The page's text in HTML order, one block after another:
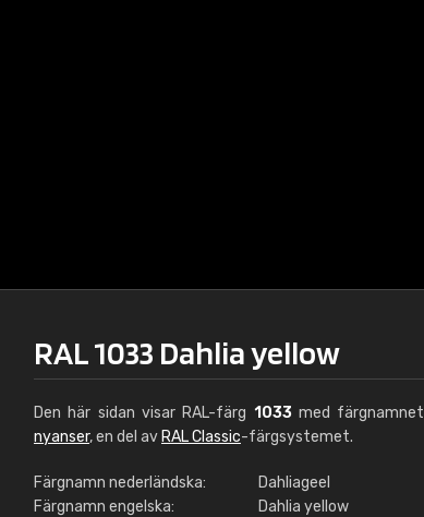
RAL 1033 Dahlia yellow
Den här sidan visar RAL-färg 1033med färgnamnet
nyanser, en del av RAL Classic-färgsystemet.
Färgnamn nederländska:
Dahliageel
Färgnamn engelska:
Dahlia yellow